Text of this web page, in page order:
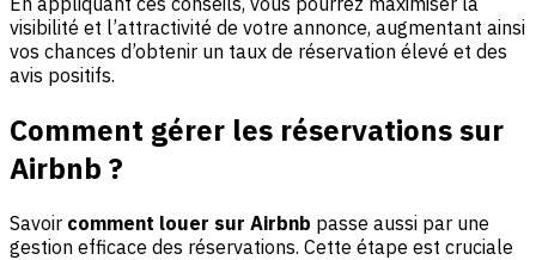
visibilité et l’attractivité de votre annonce, augmentant ainsi
vos chances d’obtenir un taux de réservation élevé et des
avis positifs.
Comment gérer les réservations sur
Airbnb ?
Savoir comment louer sur Airbnb passe aussi par une
gestion efficace des réservations. Cette étape est cruciale